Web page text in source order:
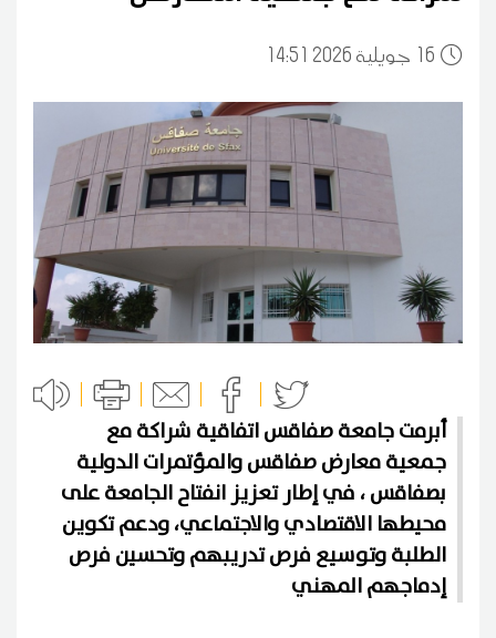
16 14:51 2026 جويلية
أبرمت جامعة صفاقس اتفاقية شراكة مع
جمعية معارض صفاقس والمؤتمرات الدولية
بصفاقس ، في إطار تعزيز انفتاح الجامعة على
محيطها الاقتصادي والاجتماعي، ودعم تكوين
الطلبة وتوسيع فرص تدريبهم وتحسين فرص
إدماجهم المهني